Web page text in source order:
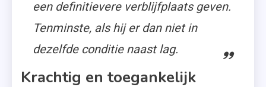
een definitievere verblijfplaats geven.
Tenminste, als hij er dan niet in
dezelfde conditie naast lag.
Krachtig en toegankelijk